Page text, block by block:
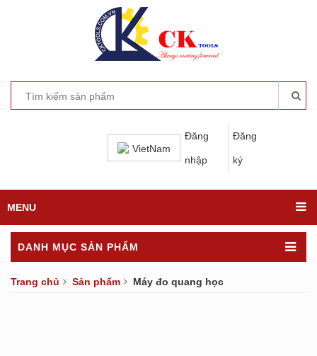
VietNam
Đăng
nhập
Đăng
ký
MENU
DANH MỤC SẢN PHẨM
Trang chủ Sản phẩm Máy đo quang học